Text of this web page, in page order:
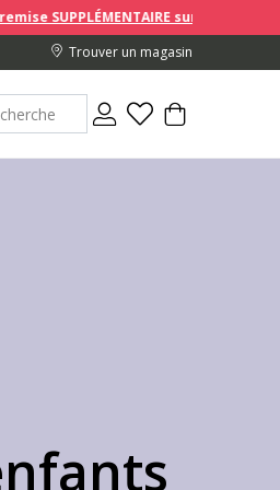
sur les prix en promotion en
Trouver un magasin